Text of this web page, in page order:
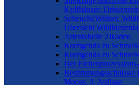
Kyffhäuser:
Scheuchl/Willner,
Übersicht
Artentabelle Zikaden
Korrigenda zu
Korrigenda zu
Der
Moose, 3. Auflage